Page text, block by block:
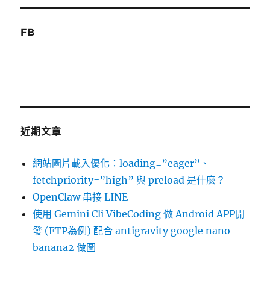
FB
近期文章
網站圖片載入優化：loading=”eager”、
fetchpriority=”high” 與 preload 是什麼？
OpenClaw 串接 LINE
使用 Gemini Cli VibeCoding 做 Android APP開
發 (FTP為例) 配合 antigravity google nano
banana2 做圖